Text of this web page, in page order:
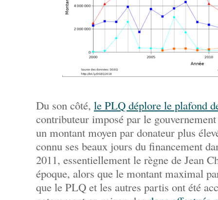
Du son côté, le PLQ déplore le plafond
contributeur imposé par le
un montant moyen par donateur plus
connu ses beaux jours du financement
2011, essentiellement le règne de Jean
époque, alors que le montant maximal
que le PLQ et les autres partis ont été